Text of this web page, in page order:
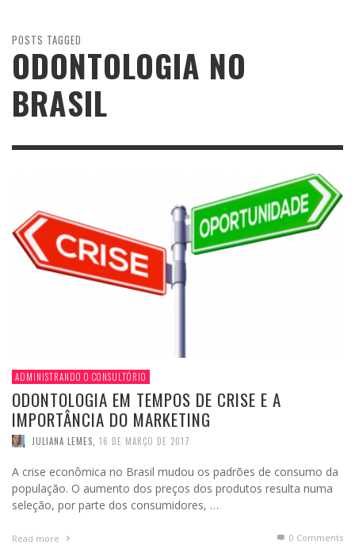
POSTS TAGGED
ODONTOLOGIA NO
BRASIL
ADMINISTRANDO O CONSULTÓRIO
ODONTOLOGIA EM TEMPOS DE CRISE E A
IMPORTÂNCIA DO MARKETING
JULIANA LEMES, 16 DE MARÇO DE 2017
A crise econômica no Brasil mudou os padrões de consumo da
população. O aumento dos preços dos produtos resulta numa
seleção, por parte dos consumidores, …
Read more 0 Comments